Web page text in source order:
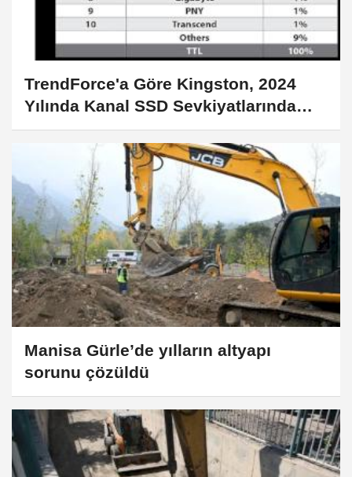
TrendForce'a Göre Kingston, 2024
Yılında Kanal SSD Sevkiyatlarında
Liderliğini Korudu
Manisa Gürle’de yılların altyapı
sorunu çözüldü